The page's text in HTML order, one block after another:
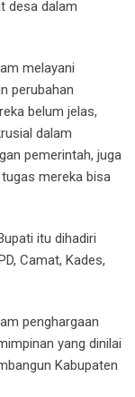
desa dalam
melayani
perubahan
belum jelas,
dalam
pemerintah, juga
mereka bisa
itu dihadiri
Camat, Kades,
penghargaan
yang dinilai
Kabupaten